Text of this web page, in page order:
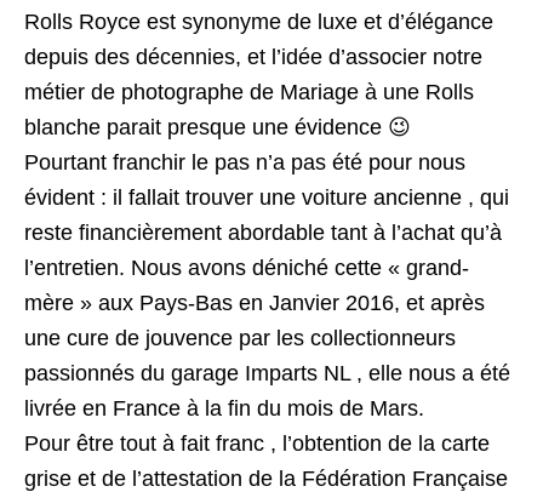
Rolls Royce est synonyme de luxe et d’élégance
depuis des décennies, et l’idée d’associer notre
métier de photographe de Mariage à une Rolls
blanche parait presque une évidence 😉
Pourtant franchir le pas n’a pas été pour nous
évident : il fallait trouver une voiture ancienne , qui
reste financièrement abordable tant à l’achat qu’à
l’entretien. Nous avons déniché cette « grand-
mère » aux Pays-Bas en Janvier 2016, et après
une cure de jouvence par les collectionneurs
passionnés du garage Imparts NL , elle nous a été
livrée en France à la fin du mois de Mars.
Pour être tout à fait franc , l’obtention de la carte
grise et de l’attestation de la Fédération Française